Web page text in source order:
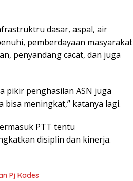
dasar, aspal, air
pemberdayaan masyarakat
penyandang cacat, dan juga
pikir penghasilan ASN juga
meningkat,” katanya lagi.
PTT tentu
disiplin dan kinerja.
Pj Kades